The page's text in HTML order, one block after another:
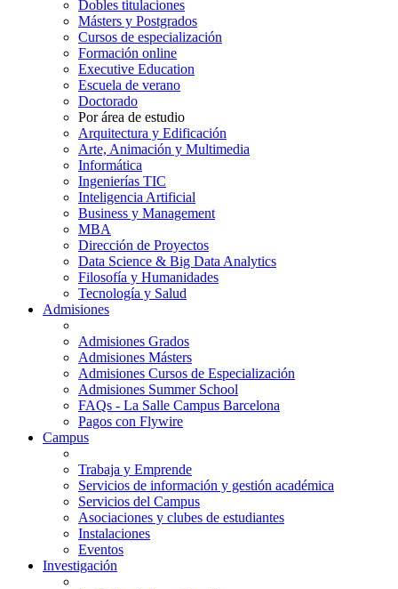
Dobles titulaciones
Másters y Postgrados
Cursos de especialización
Formación online
Executive Education
Escuela de verano
Doctorado
Por área de estudio
Arquitectura y Edificación
Arte, Animación y Multimedia
Informática
Ingenierías TIC
Inteligencia Artificial
Business y Management
MBA
Dirección de Proyectos
Data Science & Big Data Analytics
Filosofía y Humanidades
Tecnología y Salud
Admisiones
Admisiones Grados
Admisiones Másters
Admisiones Cursos de Especialización
Admisiones Summer School
FAQs - La Salle Campus Barcelona
Pagos con Flywire
Campus
Trabaja y Emprende
Servicios de información y gestión académica
Servicios del Campus
Asociaciones y clubes de estudiantes
Instalaciones
Eventos
Investigación